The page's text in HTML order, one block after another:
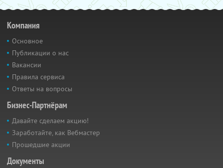
Компания
Основное
Публикации о нас
Вакансии
Правила сервиса
Ответы на вопросы
Бизнес-Партнёрам
Давайте сделаем акцию!
Заработайте, как Вебмастер
Прошедшие акции
Документы